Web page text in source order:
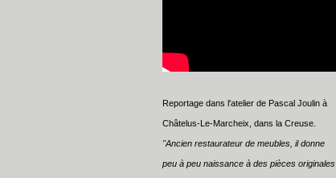
Reportage dans l'atelier de Pascal Joulin à
Châtelus-Le-Marcheix, dans la Creuse.
"Ancien restaurateur de meubles, il donne
peu à peu naissance à des pièces originales